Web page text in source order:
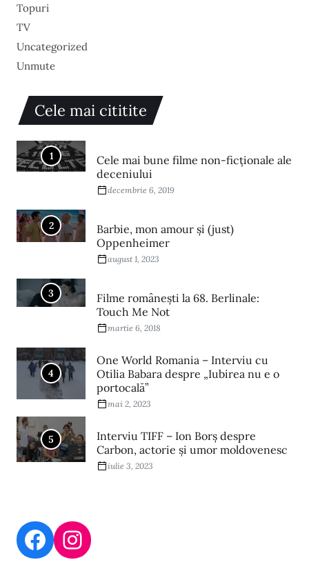
Topuri
TV
Uncategorized
Unmute
Cele mai cititite
1
Cele mai bune filme non-ficționale ale
deceniului
decembrie 6, 2019
2
Barbie, mon amour și (just)
Oppenheimer
august 1, 2023
3
Filme româneşti la 68. Berlinale:
Touch Me Not
martie 6, 2018
4
One World Romania – Interviu cu
Otilia Babara despre „Iubirea nu e o
portocală”
mai 2, 2023
5
Interviu TIFF – Ion Borș despre
Carbon, actorie și umor moldovenesc
iulie 3, 2023